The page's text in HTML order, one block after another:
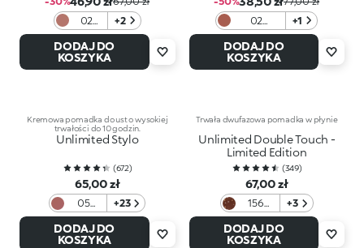
02
Nut
About
U
+2
DODAJ DO
KOSZYKA
02
Charmed
Rose
+1
DODAJ DO
KOSZYKA
Kremowa pomadka do ust o wysokiej
trwałości do 10 godzin.
Unlimited Stylo
(672)
65,00 zł
05
Light
Mauve
+23
DODAJ DO
KOSZYKA
Trwała dwufazowa pomadka w płynie
Unlimited Double Touch -
Limited Edition
(349)
67,00 zł
156
Dusk
Gleams
+3
DODAJ DO
KOSZYKA